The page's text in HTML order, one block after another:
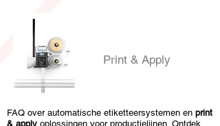
Print & Apply
FAQ over automatische etiketteersystemen en print
& apply oplossingen voor productielijnen. Ontdek